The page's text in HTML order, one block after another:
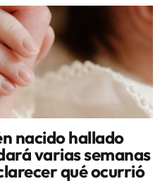
nacido hallado
varias semanas
qué ocurrió